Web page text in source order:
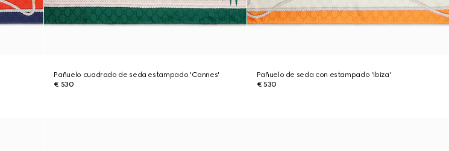
Pañuelo cuadrado de seda estampado 'Cannes'
€ 530
Pañuelo de seda con estampado 'Ibiza'
€ 530